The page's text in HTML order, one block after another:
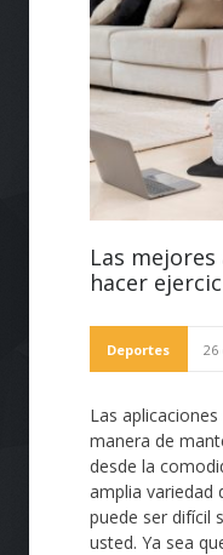
Las
hacer
Deportes 26
Las
manera de
desde la
amplia variedad
puede ser difícil
usted. Ya sea